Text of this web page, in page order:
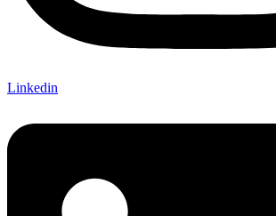
Linkedin